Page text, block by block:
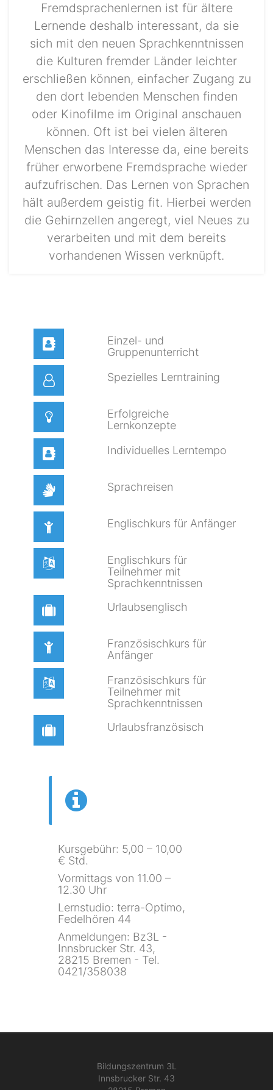
Fremdsprachenlernen ist für ältere
Lernende deshalb interessant, da sie
sich mit den neuen Sprachkenntnissen
die Kulturen fremder Länder leichter
erschließen können, einfacher Zugang zu
den dort lebenden Menschen finden
oder Kinofilme im Original anschauen
können. Oft ist bei vielen älteren
Menschen das Interesse da, eine bereits
früher erworbene Fremdsprache wieder
aufzufrischen. Das Lernen von Sprachen
hält außerdem geistig fit. Hierbei werden
die Gehirnzellen angeregt, viel Neues zu
verarbeiten und mit dem bereits
vorhandenen Wissen verknüpft.
Einzel- und
Gruppenunterricht
Spezielles Lerntraining
Erfolgreiche
Lernkonzepte
Individuelles Lerntempo
Sprachreisen
Englischkurs für Anfänger
Englischkurs für
Teilnehmer mit
Sprachkenntnissen
Urlaubsenglisch
Französischkurs für
Anfänger
Französischkurs für
Teilnehmer mit
Sprachkenntnissen
Urlaubsfranzösisch
Kursgebühr: 5,00 – 10,00
€ Std.
Vormittags von 11.00 –
12.30 Uhr
Lernstudio: terra-Optimo,
Fedelhören 44
Anmeldungen: Bz3L -
Innsbrucker Str. 43,
28215 Bremen - Tel.
0421/358038
Bildungszentrum 3L
Innsbrucker Str. 43